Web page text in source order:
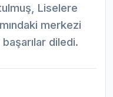
Liselere
merkezi
diledi.